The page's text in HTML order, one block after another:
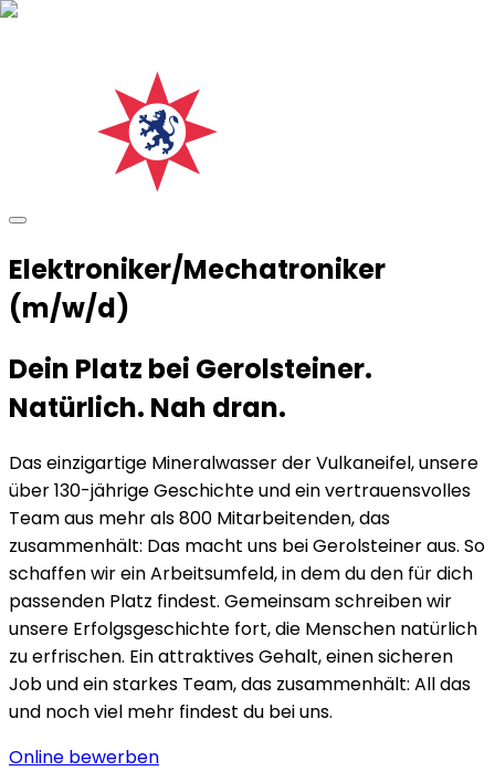
Elektroniker/Mechatroniker
(m/w/d)
Dein Platz bei Gerolsteiner.
Natürlich. Nah dran.
Das einzigartige Mineralwasser der Vulkaneifel, unsere
über 130-jährige Geschichte und ein vertrauensvolles
Team aus mehr als 800 Mitarbeitenden, das
zusammenhält: Das macht uns bei Gerolsteiner aus. So
schaffen wir ein Arbeitsumfeld, in dem du den für dich
passenden Platz findest. Gemeinsam schreiben wir
unsere Erfolgsgeschichte fort, die Menschen natürlich
zu erfrischen. Ein attraktives Gehalt, einen sicheren
Job und ein starkes Team, das zusammenhält: All das
und noch viel mehr findest du bei uns.
Online bewerben